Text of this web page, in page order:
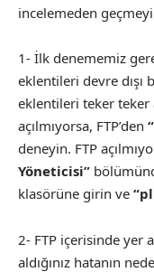
incelemeden
1- İlk denememiz
eklentileri devre dışı
eklentileri teker teker
açılmıyorsa, FTP’den
deneyin. FTP
Yöneticisi”
klasörüne girin ve
2- FTP içerisinde yer
aldığınız hatanın